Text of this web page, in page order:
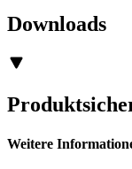
Downloads
Weitere